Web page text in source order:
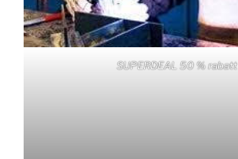
SUPERDEAL 50 % rabatt